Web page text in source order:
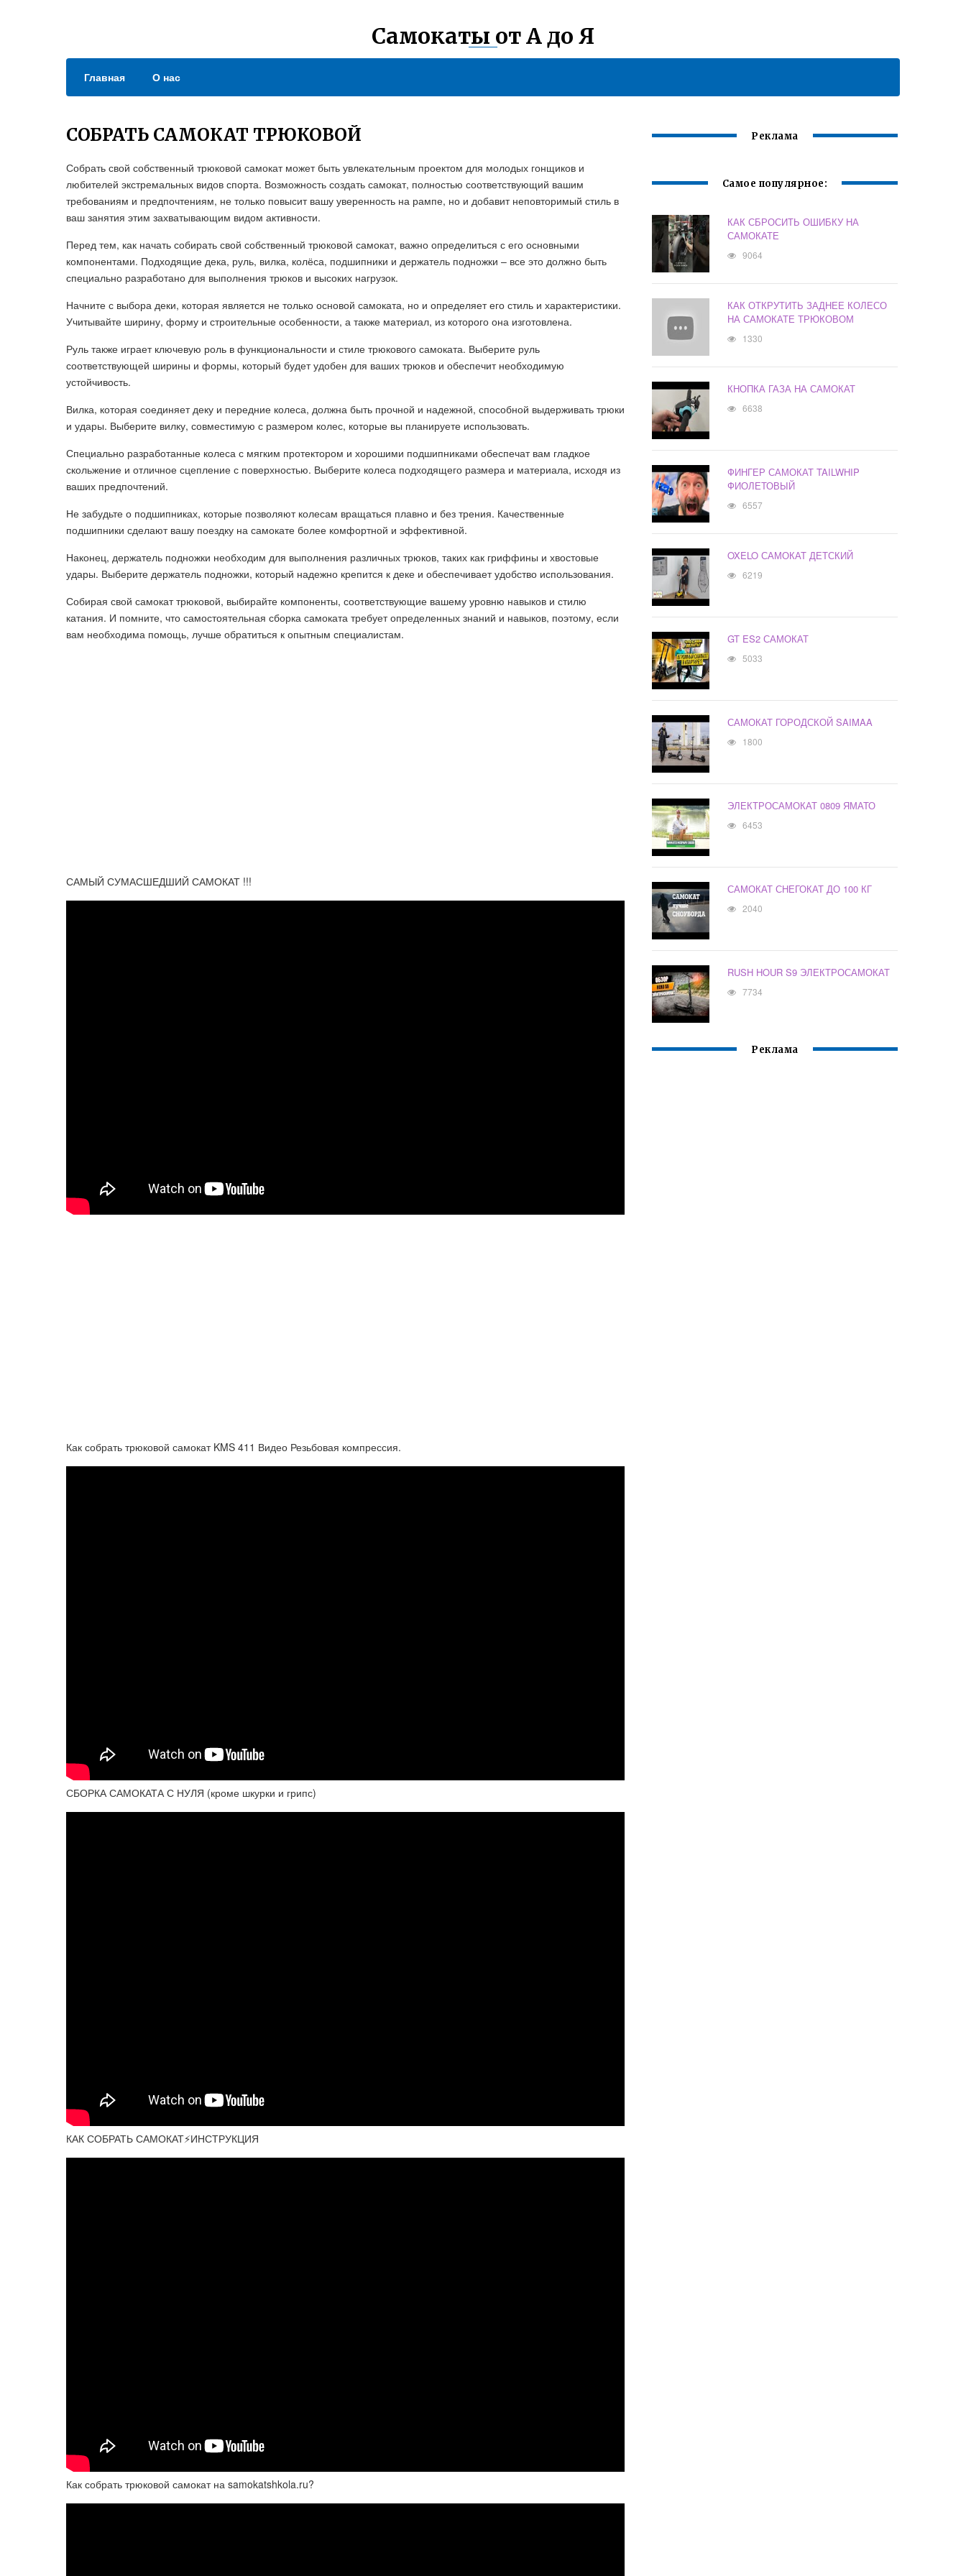
Самокаты от А до Я
Главная О нас
СОБРАТЬ САМОКАТ ТРЮКОВОЙ
Собрать свой собственный трюковой самокат может быть увлекательным проектом для молодых гонщиков и
любителей экстремальных видов спорта. Возможность создать самокат, полностью соответствующий вашим
требованиям и предпочтениям, не только повысит вашу уверенность на рампе, но и добавит неповторимый стиль в
ваш занятия этим захватывающим видом активности.
Перед тем, как начать собирать свой собственный трюковой самокат, важно определиться с его основными
компонентами. Подходящие дека, руль, вилка, колёса, подшипники и держатель подножки – все это должно быть
специально разработано для выполнения трюков и высоких нагрузок.
Начните с выбора деки, которая является не только основой самоката, но и определяет его стиль и характеристики.
Учитывайте ширину, форму и строительные особенности, а также материал, из которого она изготовлена.
Руль также играет ключевую роль в функциональности и стиле трюкового самоката. Выберите руль
соответствующей ширины и формы, который будет удобен для ваших трюков и обеспечит необходимую
устойчивость.
Вилка, которая соединяет деку и передние колеса, должна быть прочной и надежной, способной выдерживать трюки
и удары. Выберите вилку, совместимую с размером колес, которые вы планируете использовать.
Специально разработанные колеса с мягким протектором и хорошими подшипниками обеспечат вам гладкое
скольжение и отличное сцепление с поверхностью. Выберите колеса подходящего размера и материала, исходя из
ваших предпочтений.
Не забудьте о подшипниках, которые позволяют колесам вращаться плавно и без трения. Качественные
подшипники сделают вашу поездку на самокате более комфортной и эффективной.
Наконец, держатель подножки необходим для выполнения различных трюков, таких как гриффины и хвостовые
удары. Выберите держатель подножки, который надежно крепится к деке и обеспечивает удобство использования.
Собирая свой самокат трюковой, выбирайте компоненты, соответствующие вашему уровню навыков и стилю
катания. И помните, что самостоятельная сборка самоката требует определенных знаний и навыков, поэтому, если
вам необходима помощь, лучше обратиться к опытным специалистам.
САМЫЙ СУМАСШЕДШИЙ САМОКАТ !!!
Как собрать трюковой самокат KMS 411 Видео Резьбовая компрессия.
СБОРКА САМОКАТА С НУЛЯ (кроме шкурки и грипс)
КАК СОБРАТЬ САМОКАТ⚡ИНСТРУКЦИЯ
Как собрать трюковой самокат на samokatshkola.ru?
Реклама
Самое популярное:
КАК СБРОСИТЬ ОШИБКУ НА
САМОКАТЕ
9064
КАК ОТКРУТИТЬ ЗАДНЕЕ КОЛЕСО
НА САМОКАТЕ ТРЮКОВОМ
1330
КНОПКА ГАЗА НА САМОКАТ
6638
ФИНГЕР САМОКАТ TAILWHIP
ФИОЛЕТОВЫЙ
6557
OXELO САМОКАТ ДЕТСКИЙ
6219
GT ES2 САМОКАТ
5033
САМОКАТ ГОРОДСКОЙ SAIMAA
1800
ЭЛЕКТРОСАМОКАТ 0809 ЯМАТО
6453
САМОКАТ СНЕГОКАТ ДО 100 КГ
2040
RUSH HOUR S9 ЭЛЕКТРОСАМОКАТ
7734
Реклама